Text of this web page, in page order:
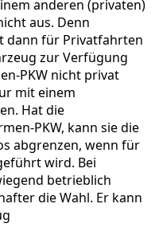
anderen (privaten)
aus. Denn
dann für Privatfahrten
zur Verfügung
PKW nicht privat
mit einem
Hat die
PKW, kann sie die
abgrenzen, wenn für
wird. Bei
betrieblich
die Wahl. Er kann